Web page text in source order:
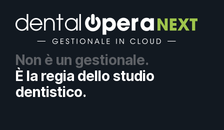
Non è un gestionale.
È la regia dello studio
dentistico.